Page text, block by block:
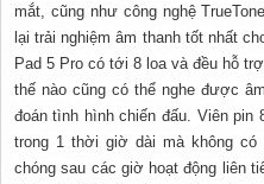
mắt, cũng như công nghệ
lại trải nghiệm âm thanh tốt nhất
Pad 5 Pro cótới 8 loa và đều hỗ trợ
thế nào cũng có thể nghe được
đoán tình hình chiến đấu. Viên pin
trong 1 thời giờdài mà không có
chóngsau các giờ hoạt động liên